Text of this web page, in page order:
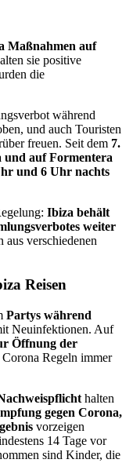
Maßnahmen auf
sie positive
die
während
und auch Touristen
freuen. Seit dem 7.
und auf Formentera
und 6 Uhr nachts
Ibiza behält
weiter
aus verschiedenen
Reisen
Partys während
Neuinfektionen. Auf
Öffnung der
Regeln immer
halten
gegen Corona,
vorzeigen
14 Tage vor
sind Kinder, die